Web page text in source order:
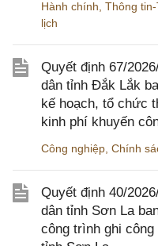
Hành chính Thông
lịch
Quyết định 67/
dân tỉnh Đắk Lắk
kế hoạch, tổ chức
kinh phí khuyến
Công nghiệp Chính
Quyết định 40/
dân tỉnh Sơn La
công trình ghi